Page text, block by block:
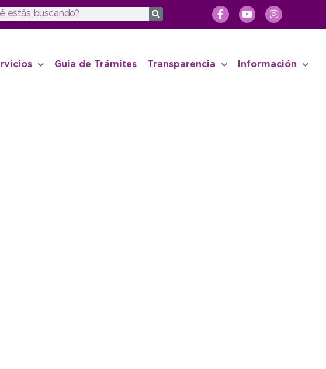
Guia de Trámites Transparencia Información